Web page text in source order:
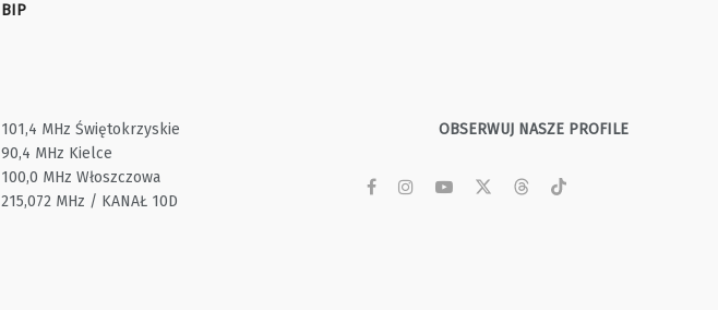
BIP
101,4 MHz Świętokrzyskie
90,4 MHz Kielce
100,0 MHz Włoszczowa
215,072 MHz / KANAŁ 10D
OBSERWUJ NASZE PROFILE